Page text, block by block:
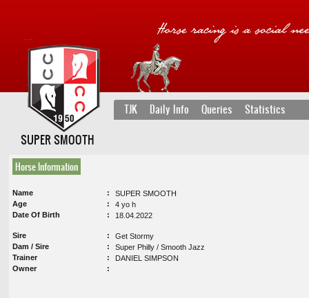
TJK Daily Info Queries Statistics
SUPER SMOOTH
Horse Information
Name
SUPER SMOOTH
Age
4 yo h
Date Of Birth
18.04.2022
Sire
Get Stormy
Dam / Sire
Super Philly / Smooth Jazz
Trainer
DANIEL SIMPSON
Owner